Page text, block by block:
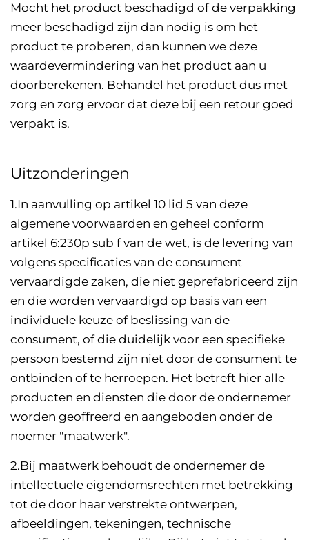
Mocht het product beschadigd of de verpakking
meer beschadigd zijn dan nodig is om het
product te proberen, dan kunnen we deze
waardevermindering van het product aan u
doorberekenen. Behandel het product dus met
zorg en zorg ervoor dat deze bij een retour goed
verpakt is.
Uitzonderingen
1.In aanvulling op artikel 10 lid 5 van deze
algemene voorwaarden en geheel conform
artikel 6:230p sub f van de wet, is de levering van
volgens specificaties van de consument
vervaardigde zaken, die niet geprefabriceerd zijn
en die worden vervaardigd op basis van een
individuele keuze of beslissing van de
consument, of die duidelijk voor een specifieke
persoon bestemd zijn niet door de consument te
ontbinden of te herroepen. Het betreft hier alle
producten en diensten die door de ondernemer
worden geoffreerd en aangeboden onder de
noemer "maatwerk".
2.Bij maatwerk behoudt de ondernemer de
intellectuele eigendomsrechten met betrekking
tot de door haar verstrekte ontwerpen,
afbeeldingen, tekeningen, technische